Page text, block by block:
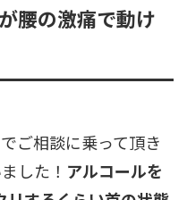
腰の激痛で動け
ご相談に乗って頂き
した！ アルコールを